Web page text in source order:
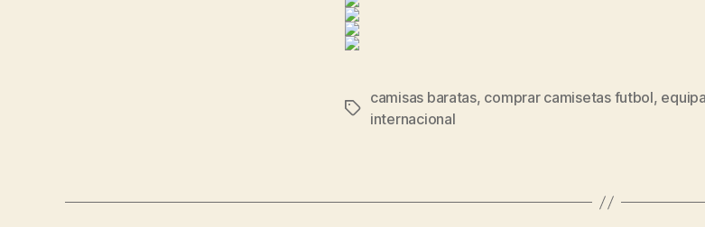
Etiquetas
camisas baratas, comprar camisetas futbol,
internacional